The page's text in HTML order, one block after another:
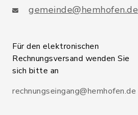
gemeinde@hemhofen.de
Für den elektronischen
Rechnungsversand wenden Sie
sich bitte an
rechnungseingang@hemhofen.de